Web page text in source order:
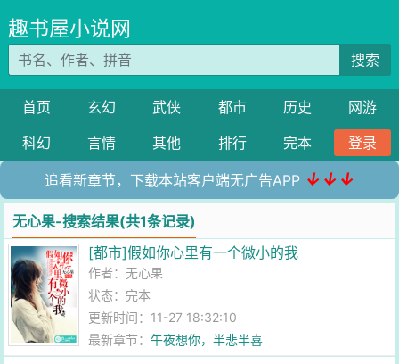
趣书屋小说网
搜索
首页 玄幻 武侠 都市 历史
网游
科幻
言情 其他 排行 完本 登录
追看新章节，下载本站客户端无广告APP ↓↓↓
无心果-搜索结果(共1条记录)
[都市]假如你心里有一个微小的我
作者：无心果
状态：完本
更新时间：11-27 18:32:10
最新章节：午夜想你，半悲半喜